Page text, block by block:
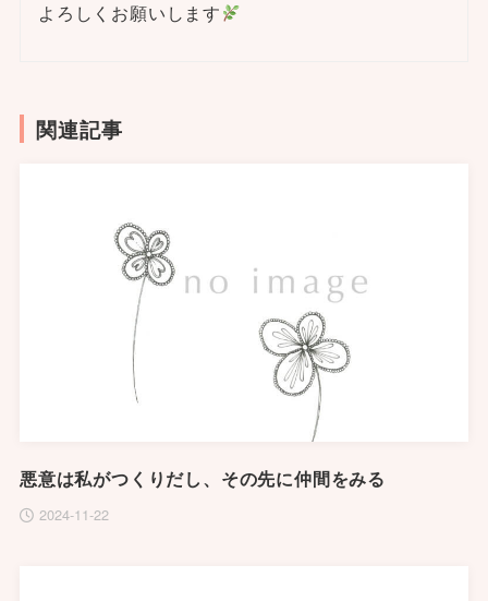
よろしくお願いします
関連記事
悪意は私がつくりだし、その先に仲間をみる
2024-11-22